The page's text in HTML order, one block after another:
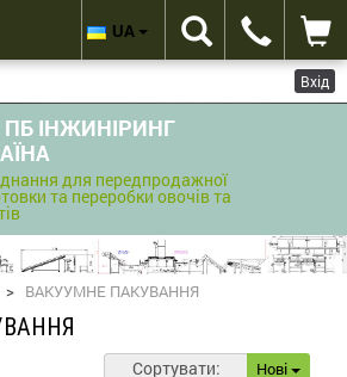
Вхід
ПБ ІНЖИНІРИНГ
для передпродажної
та переробки овочів та
UA
> ВАКУУМНЕ ПАКУВАННЯ
Сортувати: Нові